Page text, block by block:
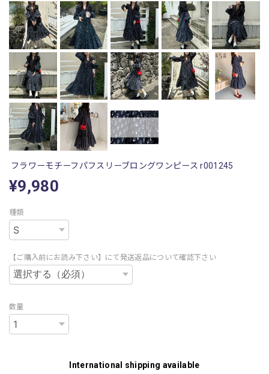
フラワーモチーフパフスリーブロングワンピース r001245
¥9,980
種類
【ご購入前にお読み下さい】にて発送返品について確認下さい
数量
International shipping available